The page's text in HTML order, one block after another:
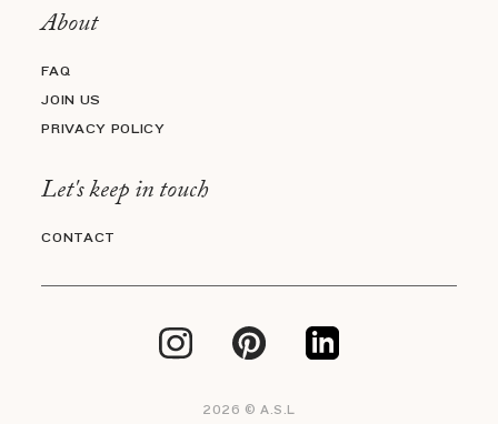
About
FAQ
JOIN US
PRIVACY POLICY
Let's keep in touch
CONTACT
2026 © A.S.L